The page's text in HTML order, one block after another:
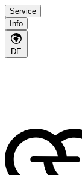
Service
Info
DE